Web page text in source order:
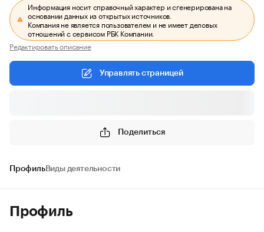
Информация носит справочный характер и сгенерирована на
основании данных из открытых источников.
Компания не является пользователем и не имеет деловых
отношений с сервисом РБК Компании.
Редактировать описание
Управлять страницей
Поделиться
ПрофильВиды деятельности
Профиль